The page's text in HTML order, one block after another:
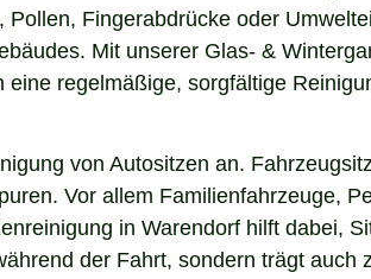
Fingerabdrücke oder
Mit unserer Glas- &
regelmäßige, sorgfältige
von Autositzen an.
Vor allem Familienfahrzeuge,
in Warendorf hilft dabei,
der Fahrt, sondern trägt